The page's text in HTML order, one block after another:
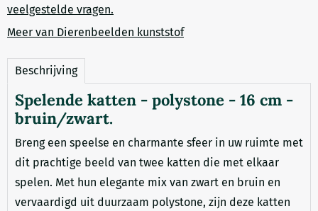
veelgestelde vragen.
Meer van Dierenbeelden kunststof
Beschrijving
Spelende katten - polystone - 16 cm -
bruin/zwart.
Breng een speelse en charmante sfeer in uw ruimte met
dit prachtige beeld van twee katten die met elkaar
spelen. Met hun elegante mix van zwart en bruin en
vervaardigd uit duurzaam polystone, zijn deze katten